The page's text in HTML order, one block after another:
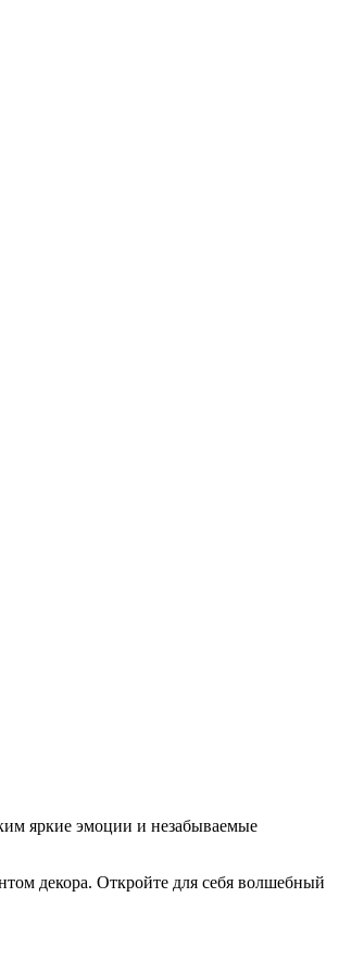
яркие эмоции и незабываемые
декора. Откройте для себя волшебный